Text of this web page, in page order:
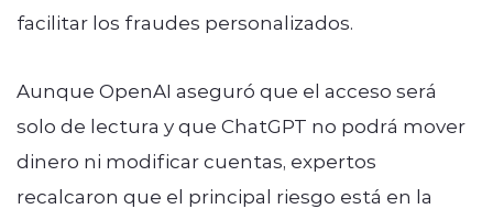
facilitar los fraudes personalizados.
Aunque OpenAI aseguró que el acceso será
solo de lectura y que ChatGPT no podrá mover
dinero ni modificar cuentas, expertos
recalcaron que el principal riesgo está en la